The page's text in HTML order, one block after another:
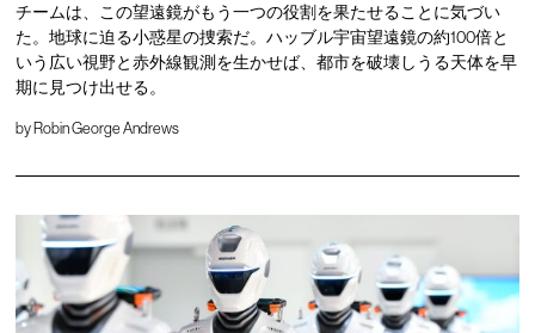
チームは、この望遠鏡がもう一つの役割を果たせることに気づい
た。地球に迫る小惑星の捜索だ。ハッブル宇宙望遠鏡の約100倍と
いう広い視野と赤外線観測を生かせば、都市を破壊しうる天体を早
期に見つけ出せる。
by Robin George Andrews